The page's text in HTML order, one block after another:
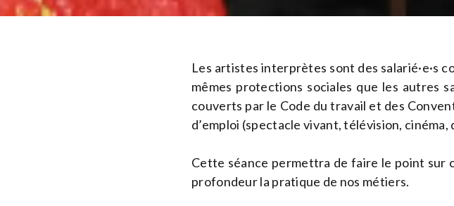
Les artistes interprètes sont des salarié·e·s
mêmes protections sociales que les autres
couverts par le Code du travail et des
d’emploi (spectacle vivant, télévision, cinéma,
Cette séance permettra de faire le point sur
profondeur la pratique de nos métiers.